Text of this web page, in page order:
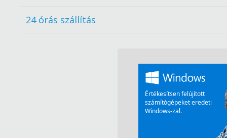
24 órás szállítás